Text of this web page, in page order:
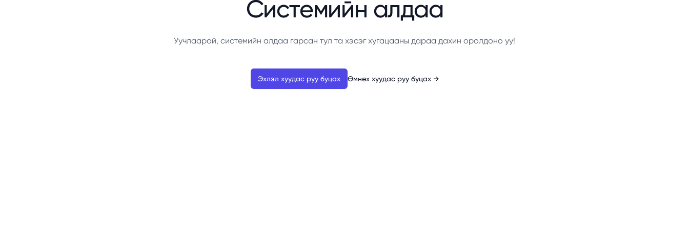
Системийн алдаа
Уучлаарай, системийн алдаа гарсан тул та хэсэг хугацааны дараа дахин оролдоно уу!
Эхлэл хуудас руу буцах Өмнөх хуудас руу буцах →